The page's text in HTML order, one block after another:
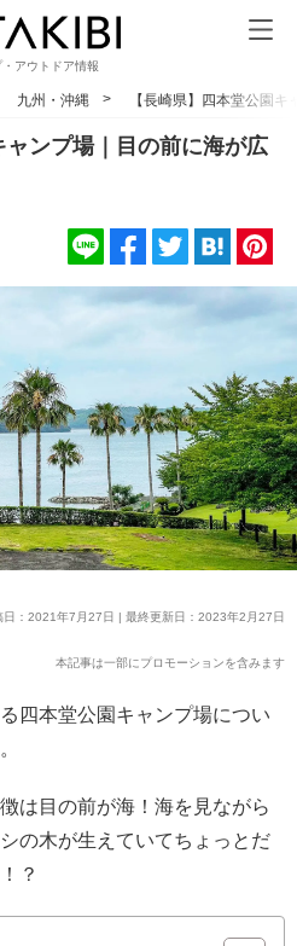
・アウトドア情報
九州・沖縄 【長崎県】四本堂公園
ャンプ場｜目の前に海が広
日：2021年7月27日 | 最終更新日：2023年2月27日
本記事は一部にプロモーションを含みます
四本堂公園キャンプ場につい
は目の前が海！海を見ながら
の木が生えていてちょっとだ
？